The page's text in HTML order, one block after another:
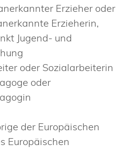
Erzieher oder
Erzieherin,
Jugend- und
oder Sozialarbeiterin
oder
der Europäischen
Europäischen